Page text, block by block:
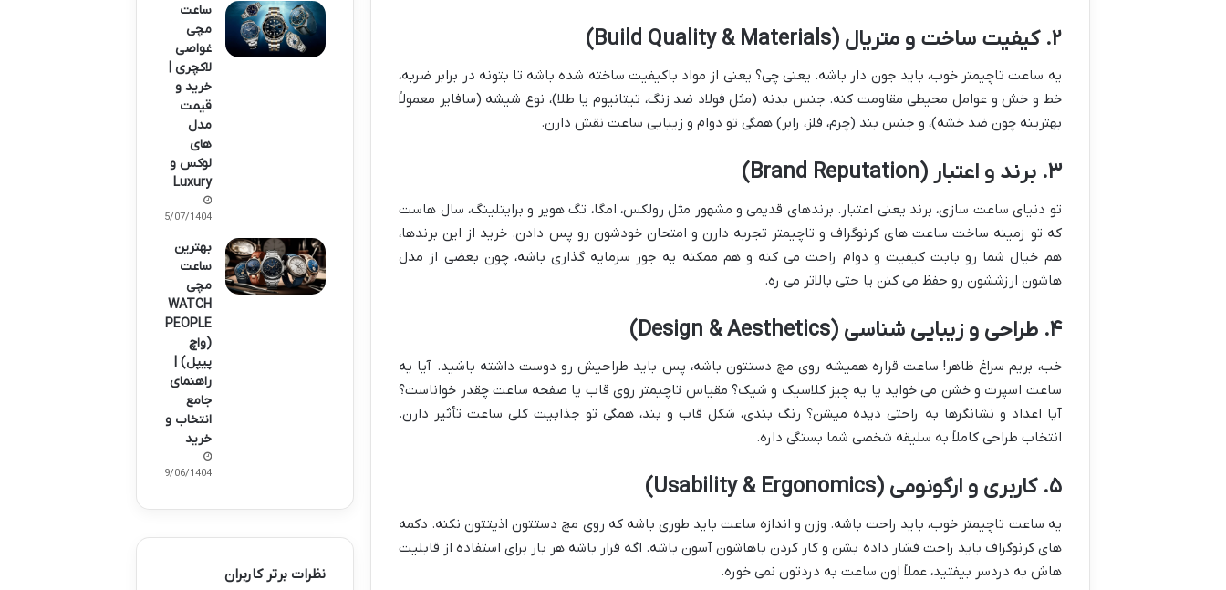
۲. کیفیت ساخت و متریال (Build Quality & Materials)
یه ساعت تاچیمتر خوب، باید جون دار باشه. یعنی چی؟ یعنی از مواد باکیفیت ساخته شده باشه تا بتونه در برابر ضربه،
خط و خش و عوامل محیطی مقاومت کنه. جنس بدنه (مثل فولاد ضد زنگ، تیتانیوم یا طلا)، نوع شیشه (سافایر معمولاً
بهترینه چون ضد خشه)، و جنس بند (چرم، فلز، رابر) همگی تو دوام و زیبایی ساعت نقش دارن.
۳. برند و اعتبار (Brand Reputation)
تو دنیای ساعت سازی، برند یعنی اعتبار. برندهای قدیمی و مشهور مثل رولکس، امگا، تگ هویر و برایتلینگ، سال هاست
که تو زمینه ساخت ساعت های کرنوگراف و تاچیمتر تجربه دارن و امتحان خودشون رو پس دادن. خرید از این برندها،
هم خیال شما رو بابت کیفیت و دوام راحت می کنه و هم ممکنه یه جور سرمایه گذاری باشه، چون بعضی از مدل
هاشون ارزششون رو حفظ می کنن یا حتی بالاتر می ره.
۴. طراحی و زیبایی شناسی (Design & Aesthetics)
خب، بریم سراغ ظاهر! ساعت قراره همیشه روی مچ دستتون باشه، پس باید طراحیش رو دوست داشته باشید. آیا یه
ساعت اسپرت و خشن می خواید یا یه چیز کلاسیک و شیک؟ مقیاس تاچیمتر روی قاب یا صفحه ساعت چقدر خواناست؟
آیا اعداد و نشانگرها به راحتی دیده میشن؟ رنگ بندی، شکل قاب و بند، همگی تو جذابیت کلی ساعت تأثیر دارن.
انتخاب طراحی کاملاً به سلیقه شخصی شما بستگی داره.
۵. کاربری و ارگونومی (Usability & Ergonomics)
یه ساعت تاچیمتر خوب، باید راحت باشه. وزن و اندازه ساعت باید طوری باشه که روی مچ دستتون اذیتتون نکنه. دکمه
های کرنوگراف باید راحت فشار داده بشن و کار کردن باهاشون آسون باشه. اگه قرار باشه هر بار برای استفاده از قابلیت
هاش به دردسر بیفتید، عملاً اون ساعت به دردتون نمی خوره.
ساعت
مچی
غواصی
لاکچری |
خرید و
قیمت
مدل
های
لوکس و
Luxury
05/07/1404
بهترین
ساعت
مچی
WATCH
PEOPLE
(واچ
پیپل) |
راهنمای
جامع
انتخاب و
خرید
29/06/1404
نظرات برتر کاربران